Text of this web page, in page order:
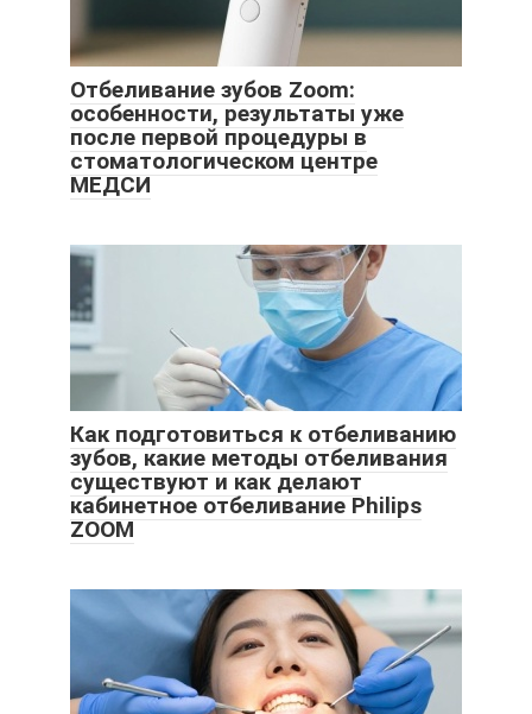
Отбеливание зубов Zoom:
особенности, результаты уже
после первой процедуры в
стоматологическом центре
МЕДСИ
Как подготовиться к отбеливанию
зубов, какие методы отбеливания
существуют и как делают
кабинетное отбеливание Philips
ZOOM